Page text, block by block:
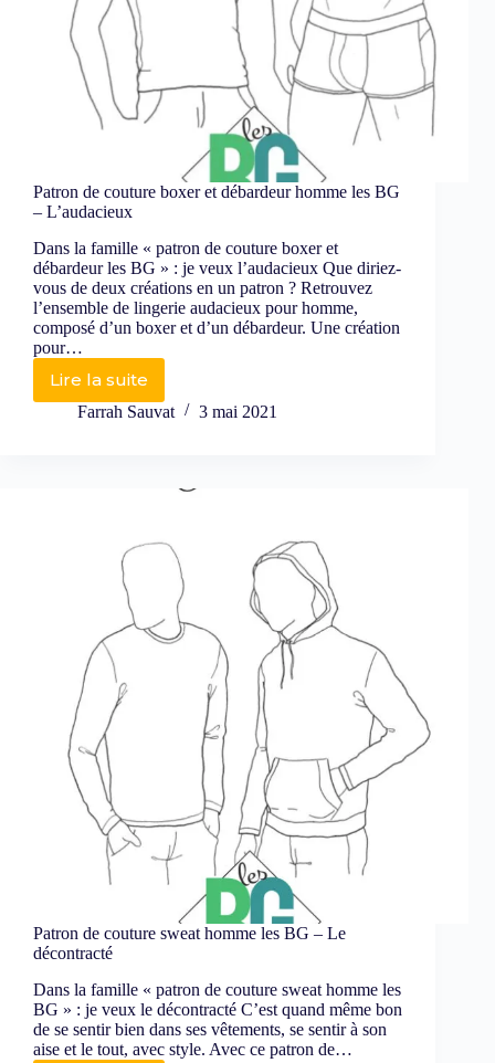
Patron de couture boxer et débardeur homme les BG
– L’audacieux
Dans la famille « patron de couture boxer et
débardeur les BG » : je veux l’audacieux Que diriez-
vous de deux créations en un patron ? Retrouvez
l’ensemble de lingerie audacieux pour homme,
composé d’un boxer et d’un débardeur. Une création
pour…
Lire la suite
Farrah Sauvat 3 mai 2021
Patron de couture sweat homme les BG – Le
décontracté
Dans la famille « patron de couture sweat homme les
BG » : je veux le décontracté C’est quand même bon
de se sentir bien dans ses vêtements, se sentir à son
aise et le tout, avec style. Avec ce patron de…